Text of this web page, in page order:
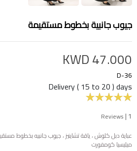
جيوب جانبية بخطوط مستقيمة
KWD 47.000
D-36
Delivery ( 15 to 20 ) days
Reviews |
عباية دبل كلوش ، ياقة تشاينيز ، جيوب جانبيه بخطوط
ميليسيا كومفورت